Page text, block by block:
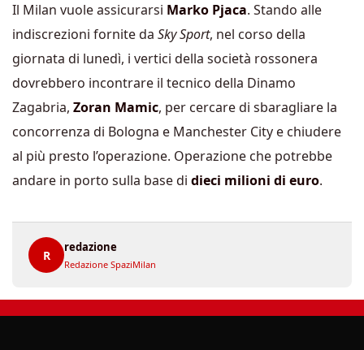
Il Milan vuole assicurarsi Marko Pjaca. Stando alle
indiscrezioni fornite da Sky Sport, nel corso della
giornata di lunedì, i vertici della società rossonera
dovrebbero incontrare il tecnico della Dinamo
Zagabria, Zoran Mamic, per cercare di sbaragliare la
concorrenza di Bologna e Manchester City e chiudere
al più presto l’operazione. Operazione che potrebbe
andare in porto sulla base di dieci milioni di euro.
R
redazione
Redazione SpaziMilan